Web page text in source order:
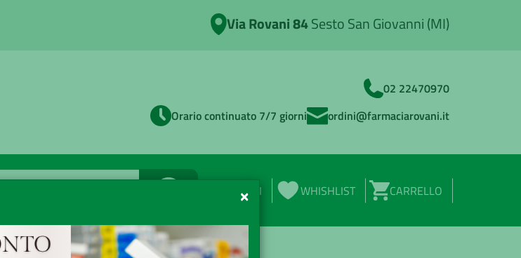
Via Rovani 84Sesto San Giovanni (MI)
02 22470970
Orario continuato 7/7 giorni
ordini@farmaciarovani.it
ACCEDI WHISHLIST CARRELLO
×